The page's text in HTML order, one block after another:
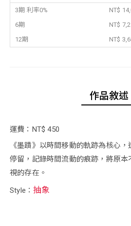
3期 利率0%
NT$
6期
NT$
12期
NT$
作品敘述
運費：NT$ 450
《墨蹟》以時間移動的軌跡為核心
停留，記錄時間流動的痕跡，將原本
視的存在。
Style：抽象